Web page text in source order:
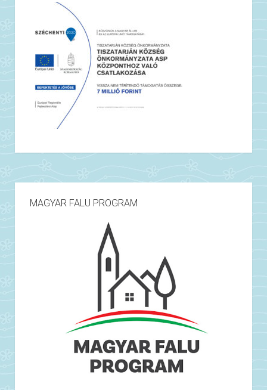
MAGYAR FALU PROGRAM